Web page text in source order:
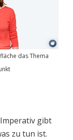
das Thema
gibt
zu tun ist.